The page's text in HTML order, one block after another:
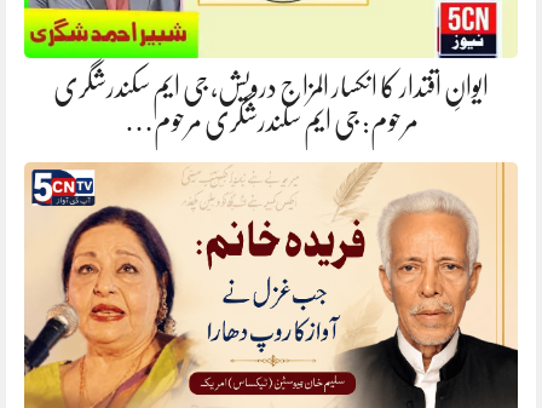
ایوانِ اقتدار کا انکسار المزاج درویش، جی ایم سکندرشگری
مرحوم: جی ایم سکندرشگری مرحوم…